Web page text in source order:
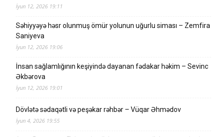
İyun 12, 2026 19:11
Səhiyyəyə həsr olunmuş ömür yolunun uğurlu siması – Zemfira
Saniyeva
İyun 12, 2026 19:06
İnsan sağlamlığının keşiyində dayanan fədakar həkim – Sevinc
Əkbərova
İyun 12, 2026 19:01
Dövlətə sədaqətli və peşəkar rəhbər – Vüqar Əhmədov
İyun 4, 2026 19:55